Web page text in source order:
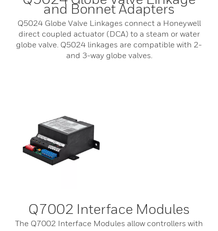
and Bonnet Adapters
Q5024 Globe Valve Linkages connect a Honeywell
direct coupled actuator (DCA) to a steam or water
globe valve. Q5024 linkages are compatible with 2-
and 3-way globe valves.
Q7002 Interface Modules
The Q7002 Interface Modules allow controllers with